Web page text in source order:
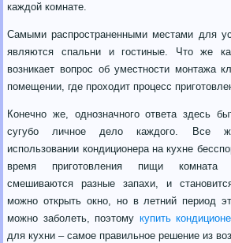
каждой комнате.
Самыми распространенными местами для
являются спальни и гостиные. Что же
возникает вопрос об уместности монтажа
помещении, где проходит процесс
Конечно же, однозначного ответа здесь
сугубо личное дело каждого. Все
использовании кондиционера на кухне
время приготовления пищи комната
смешиваются разные запахи, и
можно открыть окно, но в летний период
можно заболеть, поэтому купить
для кухни – самое правильное решение из